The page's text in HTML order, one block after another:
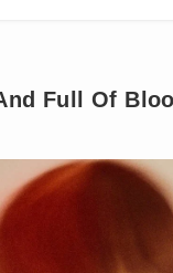
Full Of